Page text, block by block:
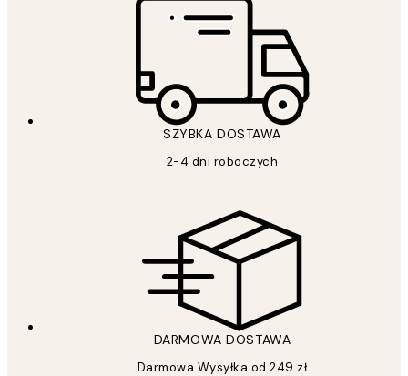
SZYBKA DOSTAWA
2-4 dni roboczych
DARMOWA DOSTAWA
Darmowa Wysyłka od 249 zł